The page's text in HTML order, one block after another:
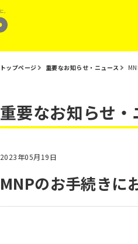
トップページ 重要なお知らせ・ニュース
重要なお知らせ・
2023年05月19日
MNPのお手続きに